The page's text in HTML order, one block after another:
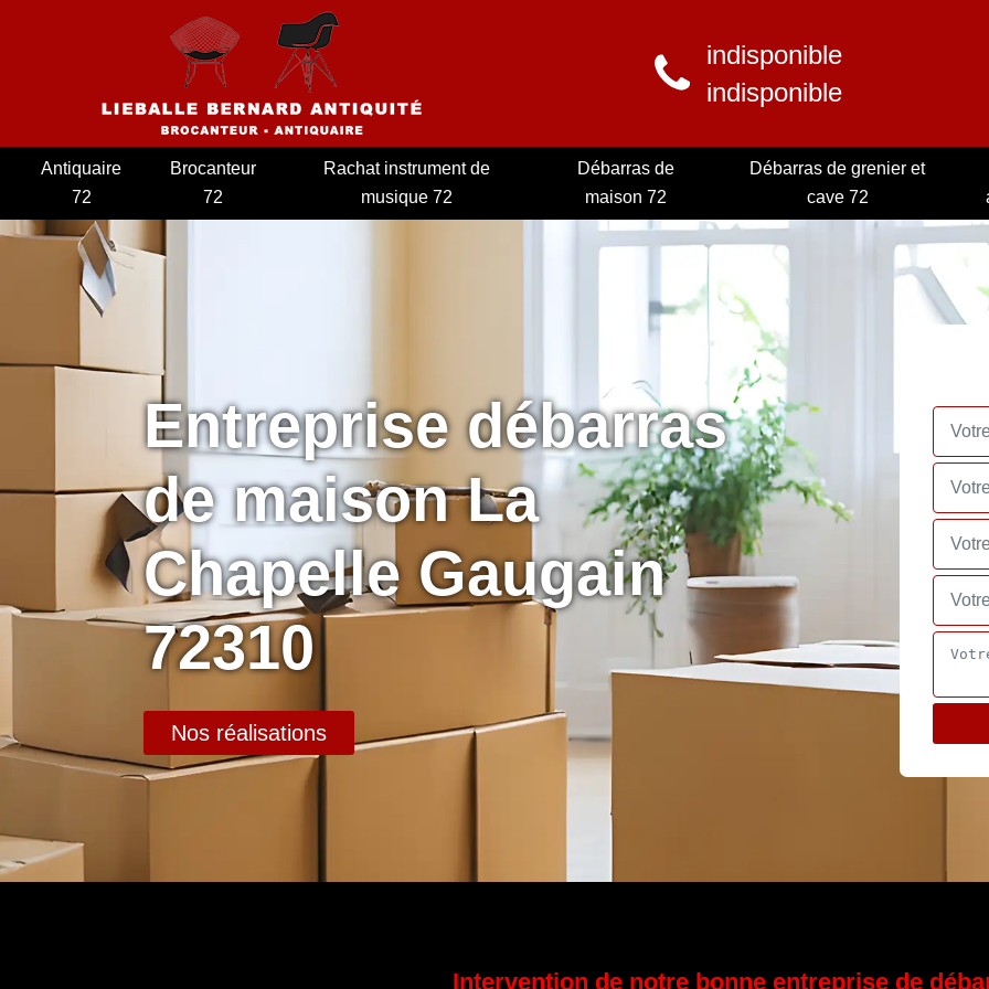
indisponible
indisponible
Antiquaire
72
Brocanteur
72
Rachat instrument de
musique 72
Débarras de
maison 72
Débarras de grenier et
cave 72
Entreprise débarras
de maison La
Chapelle Gaugain
72310
Nos réalisations
Intervention de notre bonne entreprise de